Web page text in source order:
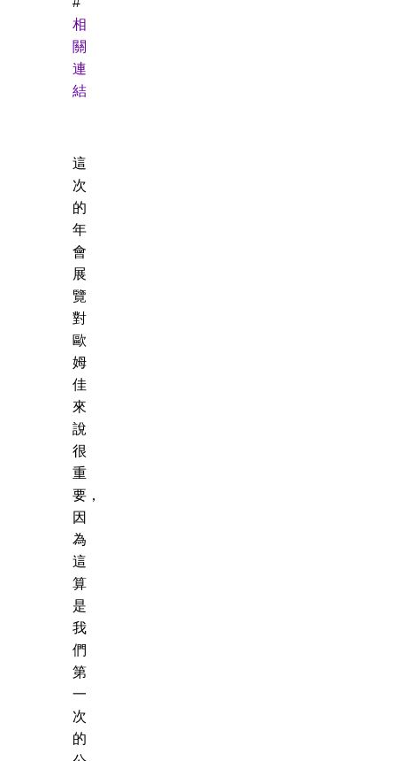
相
關
連
結
這
次
的
年
會
展
覽
對
歐
姆
佳
來
說
很
重
要，
因
為
這
算
是
我
們
第
一
次
的